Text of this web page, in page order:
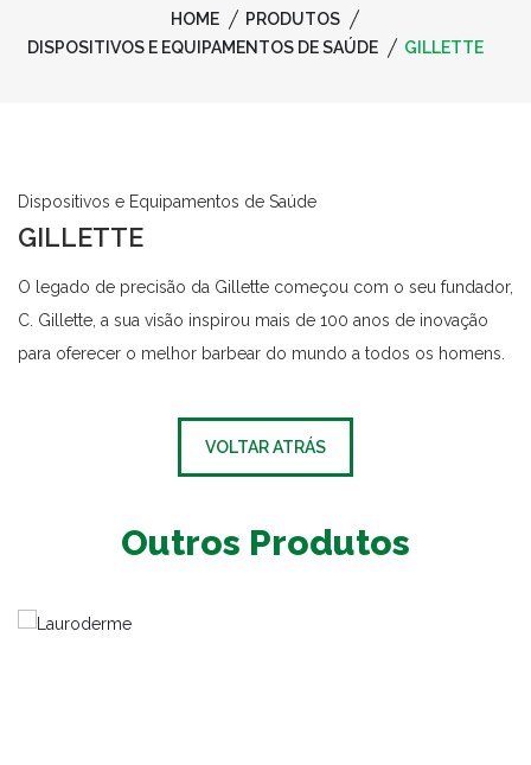
HOME
PRODUTOS
DISPOSITIVOS E EQUIPAMENTOS DE SAÚDE
GILLETTE
Dispositivos e Equipamentos de Saúde
GILLETTE
O legado de precisão da Gillette começou com o seu fundador,
C. Gillette, a sua visão inspirou mais de 100 anos de inovação
para oferecer o melhor barbear do mundo a todos os homens.
VOLTAR ATRÁS
Outros Produtos